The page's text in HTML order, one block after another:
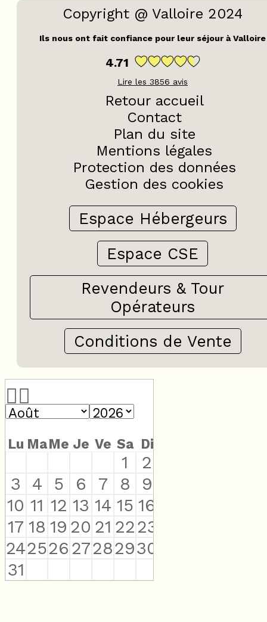
Copyright @ Valloire 2024
Ils nous ont fait confiance pour leur séjour à Valloire
4.71
Lire les 3856 avis
Retour accueil
Contact
Plan du site
Mentions légales
Protection des données
Gestion des cookies
Espace Hébergeurs
Espace CSE
Revendeurs & Tour
Opérateurs
Conditions de Vente
Lu MaMe Je Ve Sa Di
1
2
3
4 5 6 7 8
9
10 11 12 13 14 15 16
17 18 19 20 21 2223
242526 27282930
31